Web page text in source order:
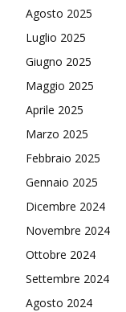
Agosto 2025
Luglio 2025
Giugno 2025
Maggio 2025
Aprile 2025
Marzo 2025
Febbraio 2025
Gennaio 2025
Dicembre 2024
Novembre 2024
Ottobre 2024
Settembre 2024
Agosto 2024